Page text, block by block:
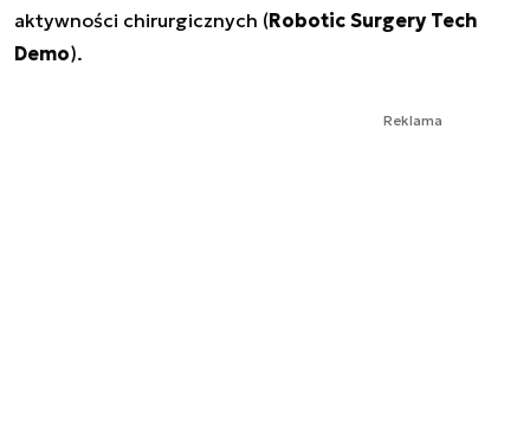
aktywności chirurgicznych (Robotic Surgery Tech
Demo).
Reklama